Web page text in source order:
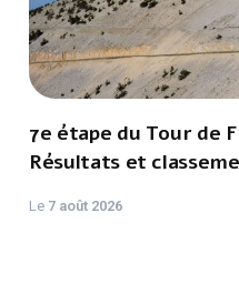
7e étape du Tour de
Résultats et
Le 7 août 2026